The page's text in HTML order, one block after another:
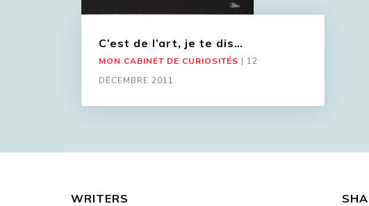
C’est de l’art, je te dis…
MON CABINET DE CURIOSITÉS | 12
DÉCEMBRE 2011
WRITERS